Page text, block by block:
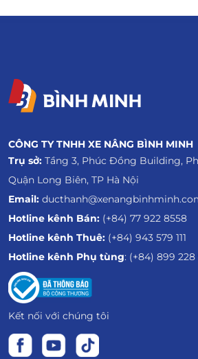
CÔNG TY TNHH XE NÂNG BÌNH MINH
Trụ sở: Tầng 3, Phúc Đồng Building,
Quận Long Biên, TP Hà Nội
Email:
Hotline kênh Bán: (+84) 77 922 8558
Hotline kênh Thuê: (+84) 943 579 111
Hotline kênh Phụ tùng: (+84) 899 228
Kết nối với chúng tôi